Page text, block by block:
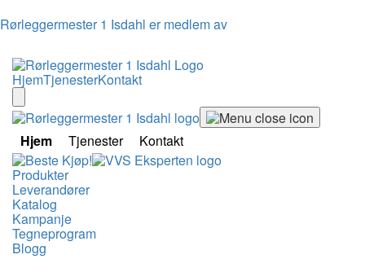
Rørleggermester 1 Isdahl er medlem av
HjemTjenesterKontakt
Hjem Tjenester
Kontakt
Produkter
Leverandører
Katalog
Kampanje
Tegneprogram
Blogg